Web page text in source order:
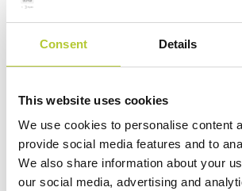
Consent Details
This website uses cookies
We use cookies to personalise content
provide social media features and to
We also share information about your
our social media, advertising and
manutenzione e dal basso impatto
DOMAL verso la sostenibilità
le scelte eco-friendly non per forza
Se sei interessato a progetti
esplorare ulteriormente le soluzioni
serramenti a Reggio Calabria o in Italia
esitare a contattare i Maestri
provincia. Ti forniranno assistenza